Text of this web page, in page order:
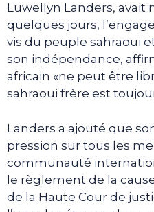
Luwellyn Landers, avait
quelques jours,
vis du peuple sahraoui
son indépendance,
africain «ne peut être
sahraoui frère est
Landers a ajouté que
pression sur tous les
communauté
le règlement de la
de la Haute Cour de